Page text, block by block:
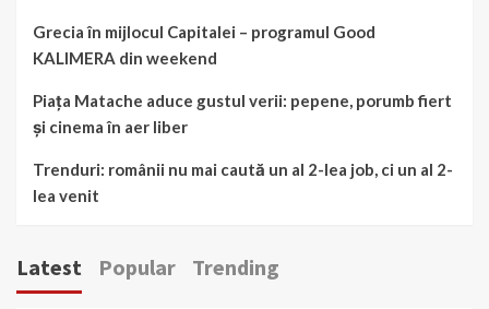
Grecia în mijlocul Capitalei – programul Good
KALIMERA din weekend
Piața Matache aduce gustul verii: pepene, porumb fiert
și cinema în aer liber
Trenduri: românii nu mai caută un al 2-lea job, ci un al 2-
lea venit
Latest Popular Trending